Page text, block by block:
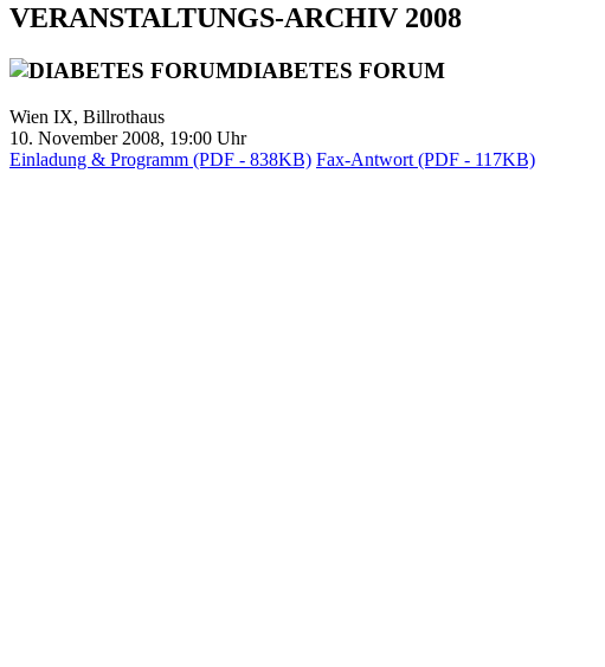
VERANSTALTUNGS-ARCHIV 2008
DIABETES FORUM
Wien IX, Billrothaus
10. November 2008, 19:00 Uhr
Einladung & Programm (PDF - 838KB) Fax-Antwort (PDF - 117KB)